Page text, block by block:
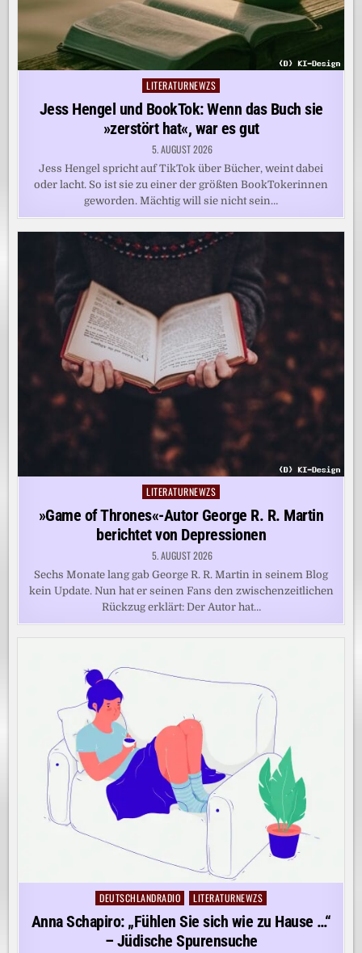
Posted
in
LITERATURNEWZS
Jess Hengel und BookTok: Wenn das Buch sie
»zerstört hat«, war es gut
5. AUGUST 2026
Jess Hengel spricht auf TikTok über Bücher, weint dabei
oder lacht. So ist sie zu einer der größten BookTokerinnen
geworden. Mächtig will sie nicht sein…
Posted
LITERATURNEWZS
»Game of Thrones«-Autor George R. R. Martin
berichtet von Depressionen
5. AUGUST 2026
Sechs Monate lang gab George R. R. Martin in seinem Blog
kein Update. Nun hat er seinen Fans den zwischenzeitlichen
Rückzug erklärt: Der Autor hat…
Posted
DEUTSCHLANDRADIO LITERATURNEWZS
Anna Schapiro: „Fühlen Sie sich wie zu Hause …“
– Jüdische Spurensuche